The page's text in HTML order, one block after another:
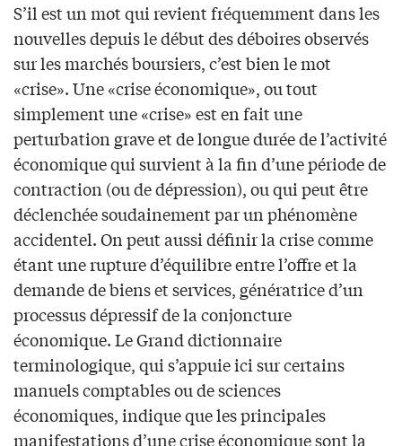
S’il est un mot qui revient fréquemment dans les
nouvelles depuis le début des déboires observés
sur les marchés boursiers, c’est bien le mot
«crise». Une «crise économique», ou tout
simplement une «crise» est en fait une
perturbation grave et de longue durée de l’activité
économique qui survient à la fin d’une période de
contraction (ou de dépression), ou qui peut être
déclenchée soudainement par un phénomène
accidentel. On peut aussi définir la crise comme
étant une rupture d’équilibre entre l’offre et la
demande de biens et services, génératrice d’un
processus dépressif de la conjoncture
économique. Le Grand dictionnaire
terminologique, qui s’appuie ici sur certains
manuels comptables ou de sciences
économiques, indique que les principales
manifestations d’une crise économique sont la